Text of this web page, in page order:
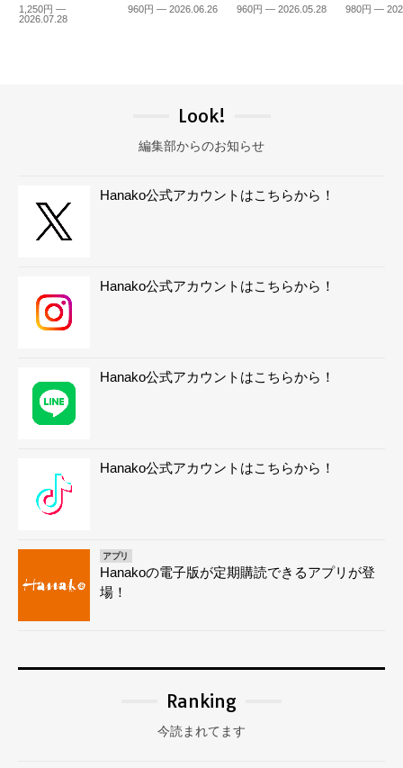
1,250円 —
2026.07.28
960円 — 2026.06.26 960円 — 2026.05.28 980円 —
Look!
編集部からのお知らせ
Hanako公式アカウントはこちらから！
Hanako公式アカウントはこちらから！
Hanako公式アカウントはこちらから！
Hanako公式アカウントはこちらから！
アプリ
Hanakoの電子版が定期購読できるアプリが登
場！
Ranking
今読まれてます